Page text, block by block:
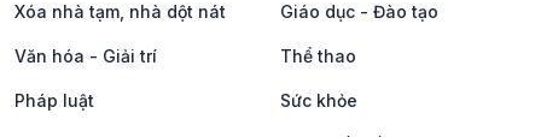
Xóa nhà tạm, nhà dột nát Giáo dục - Đào tạo
Văn hóa - Giải trí Thể thao
Pháp luật Sức khỏe